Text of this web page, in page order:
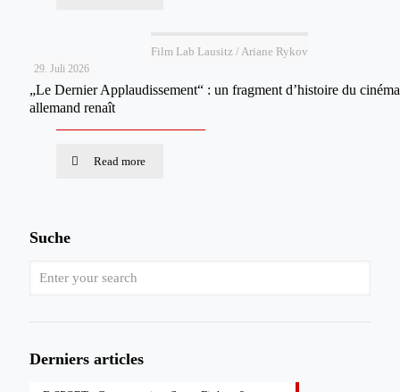
Film Lab Lausitz / Ariane Rykov
29. Juli 2026
„Le Dernier Applaudissement“ : un fragment d’histoire du cinéma
allemand renaît
Read more
Suche
Derniers articles